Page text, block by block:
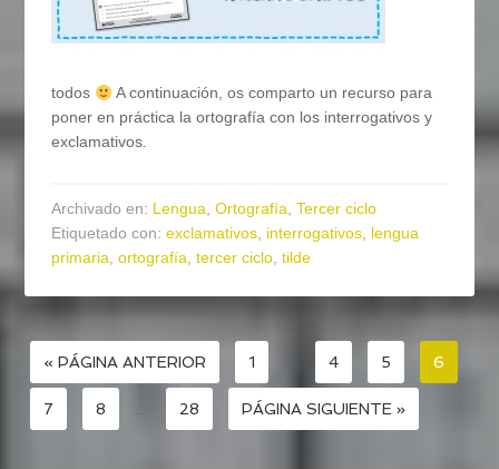
todos
A continuación, os comparto un recurso para
poner en práctica la ortografía con los interrogativos y
exclamativos.
Archivado en: Lengua,Ortografía,Tercer ciclo
Etiquetado con:exclamativos, interrogativos, lengua
primaria,ortografía,tercer ciclo,tilde
« PÁGINA ANTERIOR 1 4 5 6
7 8 … 28 PÁGINA SIGUIENTE »